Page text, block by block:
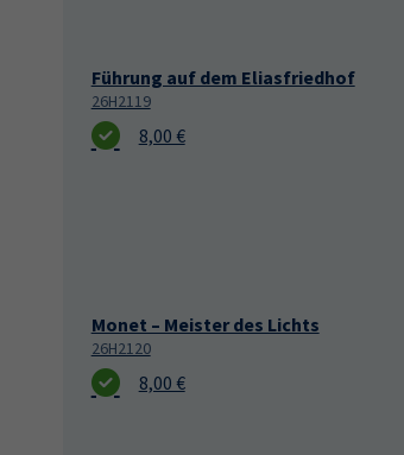
Führung auf dem Eliasfriedhof
26H2119
8,00 €
Monet – Meister des Lichts
26H2120
8,00 €